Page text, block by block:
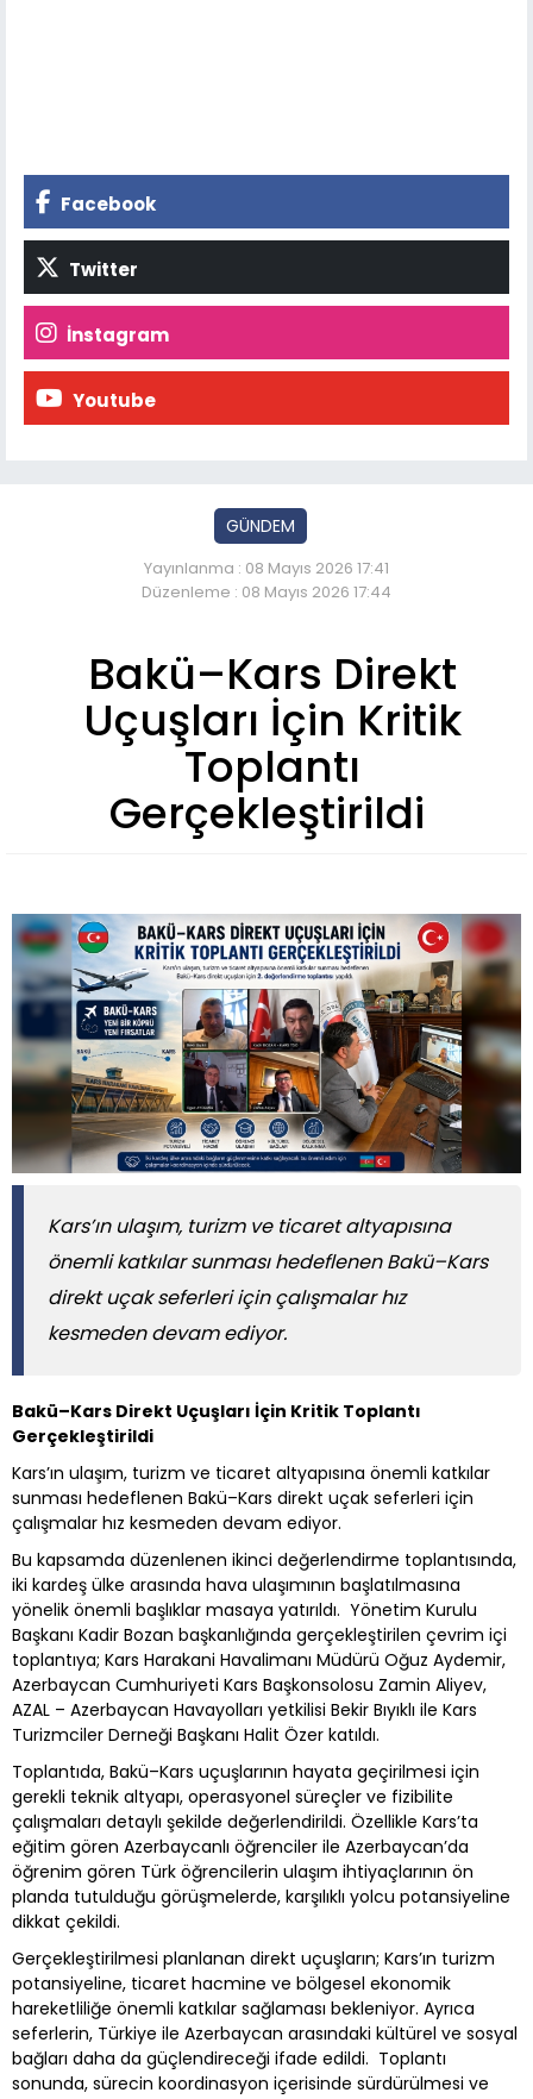
Facebook
Twitter
İnstagram
Youtube
GÜNDEM
Yayınlanma : 08 Mayıs 2026 17:41
Düzenleme : 08 Mayıs 2026 17:44
Bakü–Kars Direkt
Uçuşları İçin Kritik
Toplantı
Gerçekleştirildi
Kars’ın ulaşım, turizm ve ticaret altyapısına
önemli katkılar sunması hedeflenen Bakü–Kars
direkt uçak seferleri için çalışmalar hız
kesmeden devam ediyor.
Bakü–Kars Direkt Uçuşları İçin Kritik Toplantı
Gerçekleştirildi
Kars’ın ulaşım, turizm ve ticaret altyapısına önemli katkılar
sunması hedeflenen Bakü–Kars direkt uçak seferleri için
çalışmalar hız kesmeden devam ediyor.
Bu kapsamda düzenlenen ikinci değerlendirme toplantısında,
iki kardeş ülke arasında hava ulaşımının başlatılmasına
yönelik önemli başlıklar masaya yatırıldı. Yönetim Kurulu
Başkanı Kadir Bozan başkanlığında gerçekleştirilen çevrim içi
toplantıya; Kars Harakani Havalimanı Müdürü Oğuz Aydemir,
Azerbaycan Cumhuriyeti Kars Başkonsolosu Zamin Aliyev,
AZAL – Azerbaycan Havayolları yetkilisi Bekir Bıyıklı ile Kars
Turizmciler Derneği Başkanı Halit Özer katıldı.
Toplantıda, Bakü–Kars uçuşlarının hayata geçirilmesi için
gerekli teknik altyapı, operasyonel süreçler ve fizibilite
çalışmaları detaylı şekilde değerlendirildi. Özellikle Kars’ta
eğitim gören Azerbaycanlı öğrenciler ile Azerbaycan’da
öğrenim gören Türk öğrencilerin ulaşım ihtiyaçlarının ön
planda tutulduğu görüşmelerde, karşılıklı yolcu potansiyeline
dikkat çekildi.
Gerçekleştirilmesi planlanan direkt uçuşların; Kars’ın turizm
potansiyeline, ticaret hacmine ve bölgesel ekonomik
hareketliliğe önemli katkılar sağlaması bekleniyor. Ayrıca
seferlerin, Türkiye ile Azerbaycan arasındaki kültürel ve sosyal
bağları daha da güçlendireceği ifade edildi. Toplantı
sonunda, sürecin koordinasyon içerisinde sürdürülmesi ve